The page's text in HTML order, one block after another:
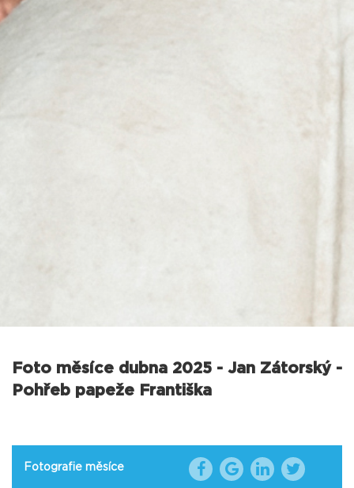
Foto měsíce dubna 2025 - Jan Zátorský -
Pohřeb papeže Františka
Fotografie měsíce